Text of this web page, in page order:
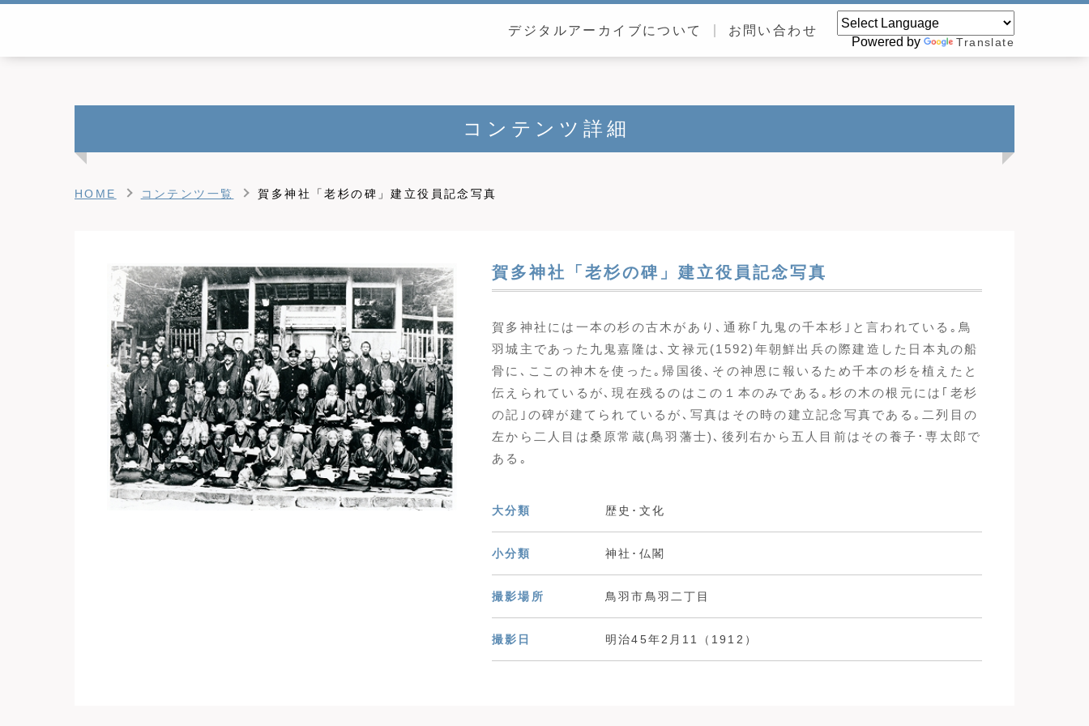
デジタルアーカイブについて
お問い合わせ
Powered by
Translate
コンテンツ詳細
HOME コンテンツ一覧 賀多神社「老杉の碑」建立役員記念写真
賀多神社「老杉の碑」建立役員記念写真
賀多神社には一本の杉の古木があり､通称｢九鬼の千本杉｣と言われている｡鳥
羽城主であった九鬼嘉隆は､文禄元(1592)年朝鮮出兵の際建造した日本丸の船
骨に､ここの神木を使った｡帰国後､その神恩に報いるため千本の杉を植えたと
伝えられているが､現在残るのはこの１本のみである｡杉の木の根元には｢老杉
の記｣の碑が建てられているが､写真はその時の建立記念写真である｡二列目の
左から二人目は桑原常蔵(鳥羽藩士)､後列右から五人目前はその養子･専太郎で
ある｡
大分類 歴史･文化
小分類 神社･仏閣
撮影場所 鳥羽市鳥羽二丁目
撮影日 明治45年2月11（1912）